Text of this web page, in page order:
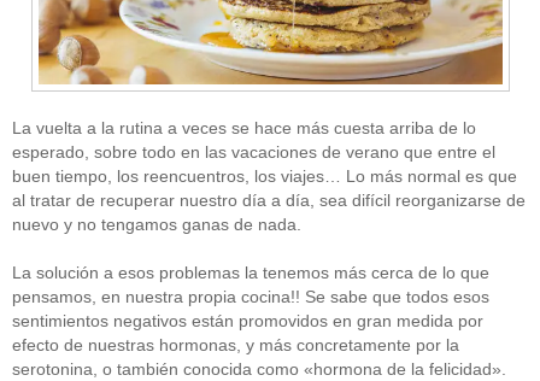
La vuelta a la rutina a veces se hace más cuesta arriba de lo
esperado, sobre todo en las vacaciones de verano que entre el
buen tiempo, los reencuentros, los viajes… Lo más normal es que
al tratar de recuperar nuestro día a día, sea difícil reorganizarse de
nuevo y no tengamos ganas de nada.
La solución a esos problemas la tenemos más cerca de lo que
pensamos, en nuestra propia cocina!! Se sabe que todos esos
sentimientos negativos están promovidos en gran medida por
efecto de nuestras hormonas, y más concretamente por la
serotonina, o también conocida como «hormona de la felicidad».